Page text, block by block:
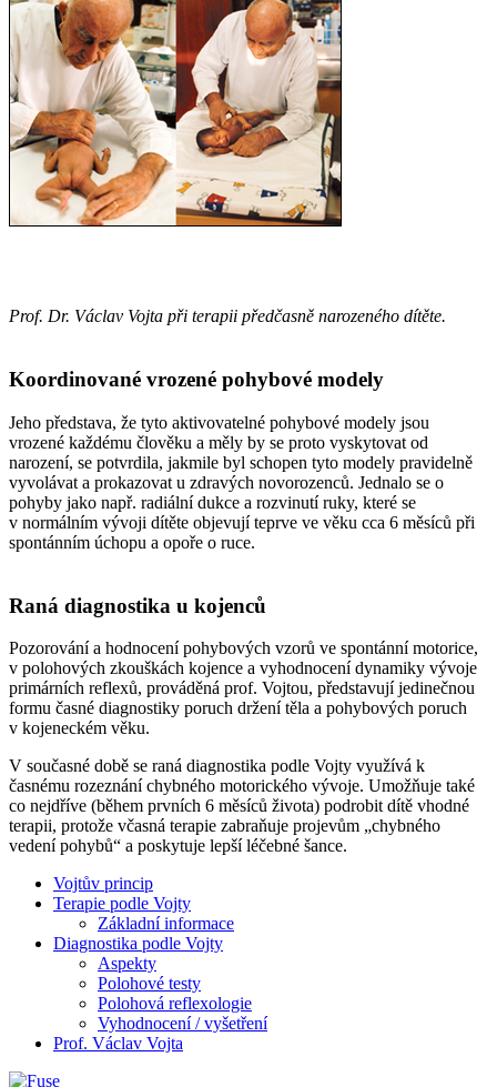
Prof. Dr. Václav Vojta při terapii předčasně narozeného dítěte.
Koordinované vrozené pohybové modely
Jeho představa, že tyto aktivovatelné pohybové modely jsou
vrozené každému člověku a měly by se proto vyskytovat od
narození, se potvrdila, jakmile byl schopen tyto modely pravidelně
vyvolávat a prokazovat u zdravých novorozenců. Jednalo se o
pohyby jako např. radiální dukce a rozvinutí ruky, které se
v normálním vývoji dítěte objevují teprve ve věku cca 6 měsíců při
spontánním úchopu a opoře o ruce.
Raná diagnostika u kojenců
Pozorování a hodnocení pohybových vzorů ve spontánní motorice,
v polohových zkouškách kojence a vyhodnocení dynamiky vývoje
primárních reflexů, prováděná prof. Vojtou, představují jedinečnou
formu časné diagnostiky poruch držení těla a pohybových poruch
v kojeneckém věku.
V současné době se raná diagnostika podle Vojty využívá k
časnému rozeznání chybného motorického vývoje. Umožňuje také
co nejdříve (během prvních 6 měsíců života) podrobit dítě vhodné
terapii, protože včasná terapie zabraňuje projevům „chybného
vedení pohybů“ a poskytuje lepší léčebné šance.
Vojtův princip
Terapie podle Vojty
Základní informace
Diagnostika podle Vojty
Aspekty
Polohové testy
Polohová reflexologie
Vyhodnocení / vyšetření
Prof. Václav Vojta